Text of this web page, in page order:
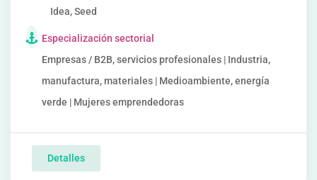
Idea, Seed
Especialización sectorial
Empresas / B2B, servicios profesionales | Industria,
manufactura, materiales | Medioambiente, energía
verde | Mujeres emprendedoras
Detalles